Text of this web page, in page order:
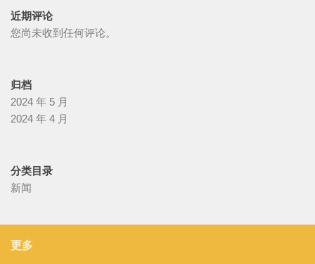
近期评论
您尚未收到任何评论。
归档
2024 年 5 月
2024 年 4 月
分类目录
新闻
更多